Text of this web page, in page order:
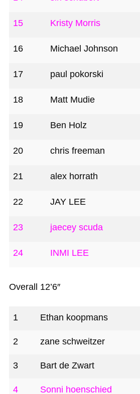
15 Kristy Morris
16 Michael Johnson
17 paul pokorski
18 Matt Mudie
19 Ben Holz
20 chris freeman
21 alex horrath
22 JAY LEE
23 jaecey scuda
24 INMI LEE
Overall 12’6″
1 Ethan koopmans
2 zane schweitzer
3 Bart de Zwart
4 Sonni hoenschied